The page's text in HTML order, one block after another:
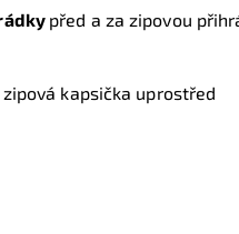
před a za zipovou
kapsička uprostřed